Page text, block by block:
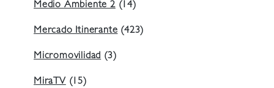
Medio Ambiente 2(14)
Mercado Itinerante(423)
Micromovilidad(3)
MiraTV(15)